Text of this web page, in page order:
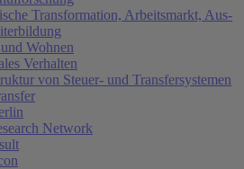
Transformation, Arbeitsmarkt, Aus-
Wohnen
Verhalten
von Steuer- und Transfersystemen
Network